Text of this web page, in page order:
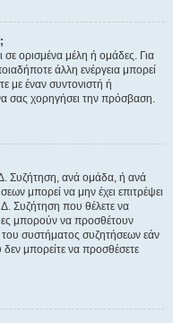
σε ορισμένα μέλη ή ομάδες. Για
άλλη ενέργεια μπορεί
με έναν συντονιστή ή
σας χορηγήσει την πρόσβαση.
Συζήτηση, ανά ομάδα, ή ανά
μπορεί να μην έχει επιτρέψει
Συζήτηση που θέλετε να
μπορούν να προσθέτουν
του συστήματος συζητήσεων εάν
δεν μπορείτε να προσθέσετε